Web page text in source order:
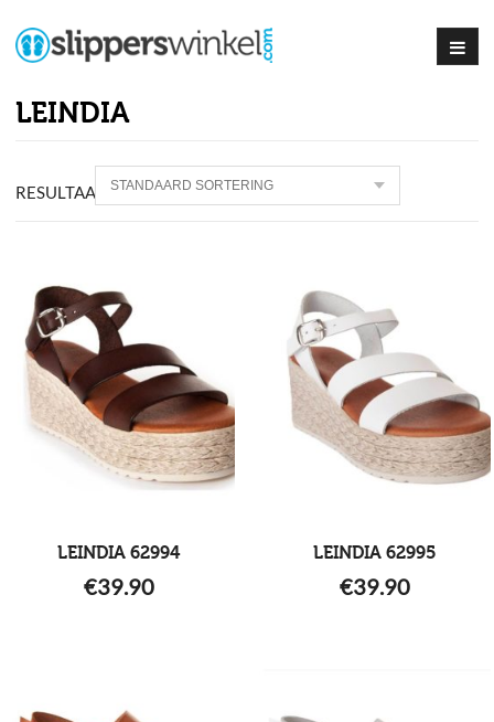
LEINDIA
RESULTAAT 45PRODUCTEN
LEINDIA 62994
€39.90
LEINDIA 62995
€39.90